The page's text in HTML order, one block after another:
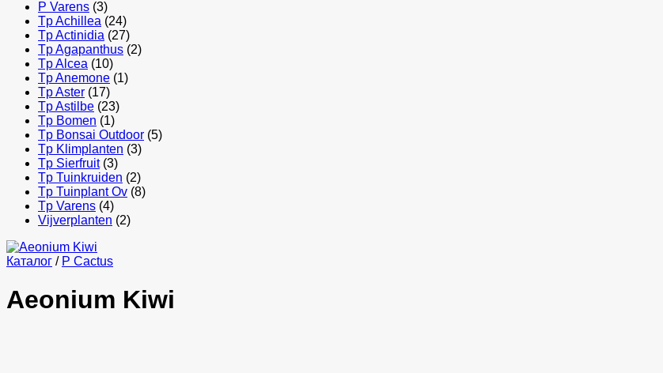
P Varens (3)
Tp Achillea (24)
Tp Actinidia (27)
Tp Agapanthus (2)
Tp Alcea (10)
Tp Anemone (1)
Tp Aster (17)
Tp Astilbe (23)
Tp Bomen (1)
Tp Bonsai Outdoor (5)
Tp Klimplanten (3)
Tp Sierfruit (3)
Tp Tuinkruiden (2)
Tp Tuinplant Ov (8)
Tp Varens (4)
Vijverplanten (2)
Каталог / P Cactus
Aeonium Kiwi